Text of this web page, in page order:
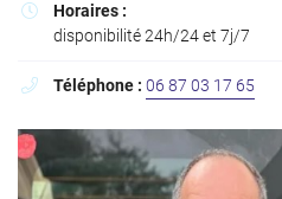

Horaires :
disponibilité 24h/24 et 7j/7
 Téléphone : 06 87 03 17 65